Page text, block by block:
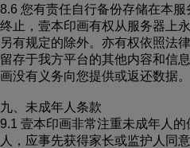
8.6 您有责任自行备份存储在本
终止，壹本印画有权从服务器上
另有规定的除外。亦有权依照法
留存于我方平台的其他内容和信
画没有义务向您提供或返还数据。
九、未成年人条款
9.1 壹本印画非常注重未成年人
人，应事先获得家长或监护人同